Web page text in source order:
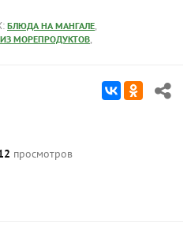
БЛЮДА НА МАНГАЛЕ,
МОРЕПРОДУКТОВ,
просмотров